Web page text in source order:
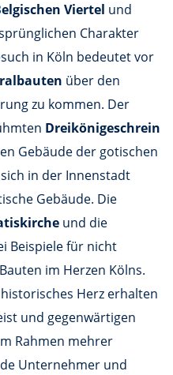
Viertel und
Charakter
in Köln bedeutet vor
über den
zu kommen. Der
Dreikönigeschrein
Gebäude der gotischen
in der Innenstadt
Gebäude. Die
und die
Beispiele für nicht
im Herzen Kölns.
Herz erhalten
und gegenwärtigen
Rahmen mehrer
Unternehmer und